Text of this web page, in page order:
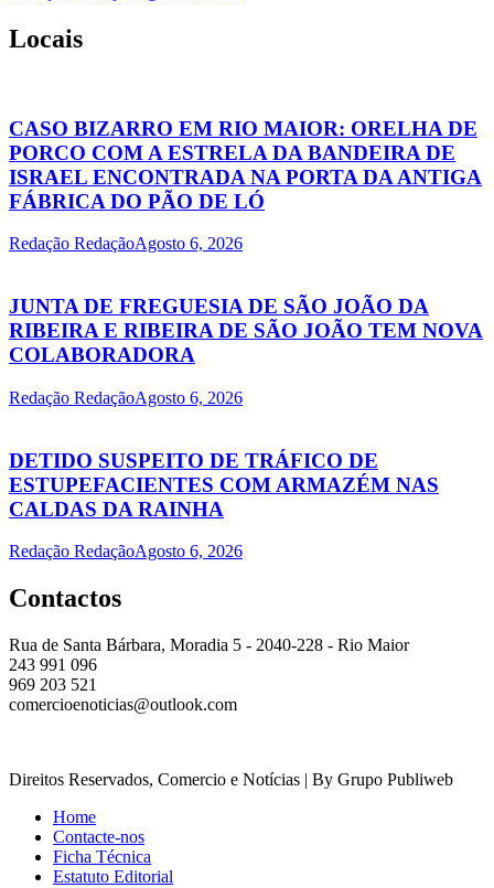
Locais
CASO BIZARRO EM RIO MAIOR: ORELHA DE
PORCO COM A ESTRELA DA BANDEIRA DE
ISRAEL ENCONTRADA NA PORTA DA ANTIGA
FÁBRICA DO PÃO DE LÓ
Redação RedaçãoAgosto 6, 2026
JUNTA DE FREGUESIA DE SÃO JOÃO DA
RIBEIRA E RIBEIRA DE SÃO JOÃO TEM NOVA
COLABORADORA
Redação RedaçãoAgosto 6, 2026
DETIDO SUSPEITO DE TRÁFICO DE
ESTUPEFACIENTES COM ARMAZÉM NAS
CALDAS DA RAINHA
Redação RedaçãoAgosto 6, 2026
Contactos
Rua de Santa Bárbara, Moradia 5 - 2040-228 - Rio Maior
243 991 096
969 203 521
comercioenoticias@outlook.com
Direitos Reservados, Comercio e Notícias | By Grupo Publiweb
Home
Contacte-nos
Ficha Técnica
Estatuto Editorial